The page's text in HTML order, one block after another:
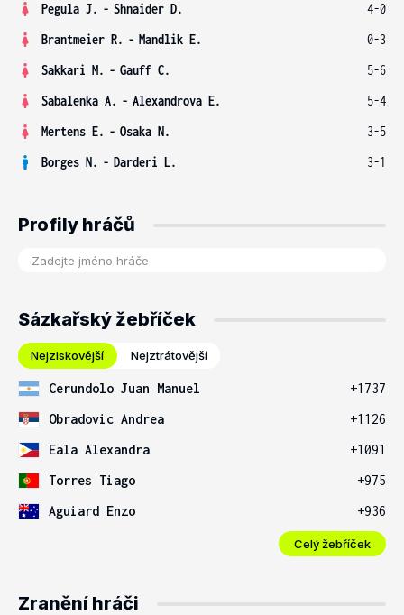
Pegula J. - Shnaider D.
4-0
Brantmeier R. - Mandlik E.
0-3
Sakkari M. - Gauff C.
5-6
Sabalenka A. - Alexandrova E.
5-4
Mertens E. - Osaka N.
3-5
Borges N. - Darderi L. 3-1
Profily hráčů
Sázkařský žebříček
Nejziskovější Nejztrátovější
Cerundolo Juan Manuel
+1737
Obradovic Andrea
+1126
Eala Alexandra
+1091
Torres Tiago
+975
Aguiard Enzo
+936
Celý žebříček
Zranění hráči